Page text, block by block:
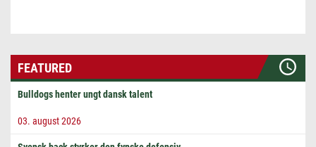
FEATURED
Bulldogs henter ungt dansk talent
03. august 2026